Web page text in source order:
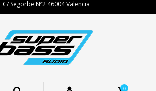
C/ Segorbe Nº2 46004 Valencia
0